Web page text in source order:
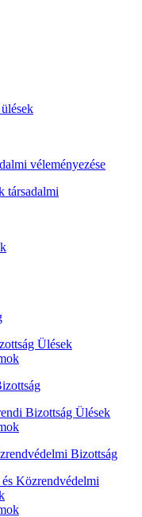
véleményezése
társadalmi
Ülések
Bizottság Ülések
Bizottság
Közrendvédelmi